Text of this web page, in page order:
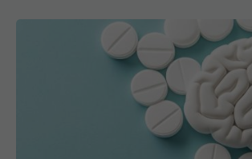
De ce aspirina nu funcționează în